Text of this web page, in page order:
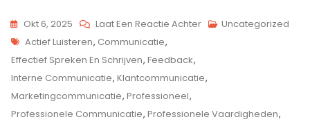
Okt 6, 2025 Laat Een Reactie AchterOp
Bedrijf
Professionele
Uncategorized
Tags
Actief Luisteren, Communicatie,
Effectief Spreken En Schrijven, Feedback,
Interne Communicatie, Klantcommunicatie,
Marketingcommunicatie, Professioneel,
Professionele Communicatie, Professionele Vaardigheden,